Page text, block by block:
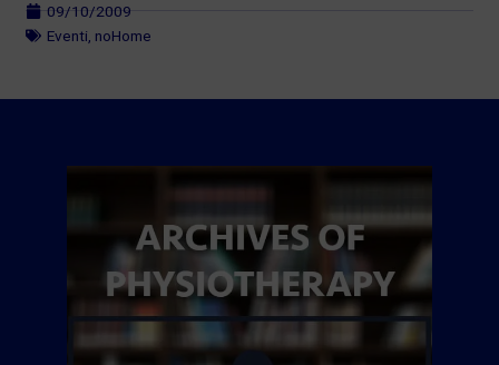
09/10/2009
Eventi noHome